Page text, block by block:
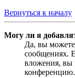
Вернуться к началу
Могу ли я
Да, вы
сообщениях.
вложения, вы